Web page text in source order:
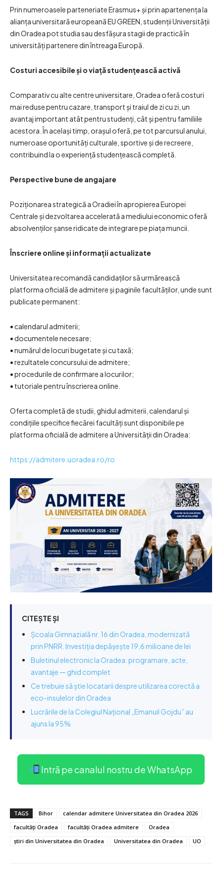
Prin numeroasele parteneriate Erasmus+ și prin apartenența la
alianța universitară europeană EU GREEN, studenții Universității
din Oradea pot studia sau desfășura stagii de practică în
universități partenere din întreaga Europă.
Costuri accesibile și o viață studențească activă
Comparativ cu alte centre universitare, Oradea oferă costuri
mai reduse pentru cazare, transport și traiul de zi cu zi, un
avantaj important atât pentru studenți, cât și pentru familiile
acestora. În același timp, orașul oferă, pe tot parcursul anului,
numeroase oportunități culturale, sportive și de recreere,
contribuind la o experiență studențească completă.
Perspective bune de angajare
Poziționarea strategică a Oradiei în apropierea Europei
Centrale și dezvoltarea accelerată a mediului economic oferă
absolvenților șanse ridicate de integrare pe piața muncii.
Înscriere online și informații actualizate
Universitatea recomandă candidaților să urmărească
platforma oficială de admitere și paginile facultăților, unde sunt
publicate permanent:
• calendarul admiterii;
• documentele necesare;
• numărul de locuri bugetate și cu taxă;
• rezultatele concursului de admitere;
• procedurile de confirmare a locurilor;
• tutoriale pentru înscrierea online.
Oferta completă de studii, ghidul admiterii, calendarul și
condițiile specifice fiecărei facultăți sunt disponibile pe
platforma oficială de admitere a Universității din Oradea:
https://admitere.uoradea.ro/ro
CITEȘTE ȘI
Școala Gimnazială nr. 16 din Oradea, modernizată
prin PNRR. Investiția depășește 19,6 milioane de lei
Buletinul electronic la Oradea: programare, acte,
avantaje — ghid complet
Ce trebuie să știe locatarii despre utilizarea corectă a
eco-insulelor din Oradea
Lucrările de la Colegiul Național „Emanuil Gojdu” au
ajuns la 95%
Intră pe canalul nostru de WhatsApp
TAGS Bihor
calendar admitere Universitatea din Oradea 2026
facultăți Oradea
facultăți Oradea admitere
Oradea
știri din Universitatea din Oradea
Universitatea din Oradea UO